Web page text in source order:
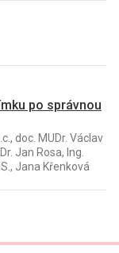
po správnou
doc. MUDr. Václav
Jan Rosa, Ing.
Jana Křenková